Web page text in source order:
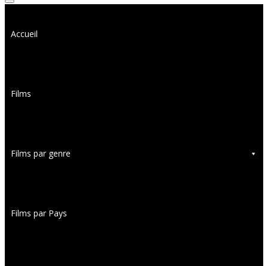
Accueil
Films
Films par genre
Films par Pays